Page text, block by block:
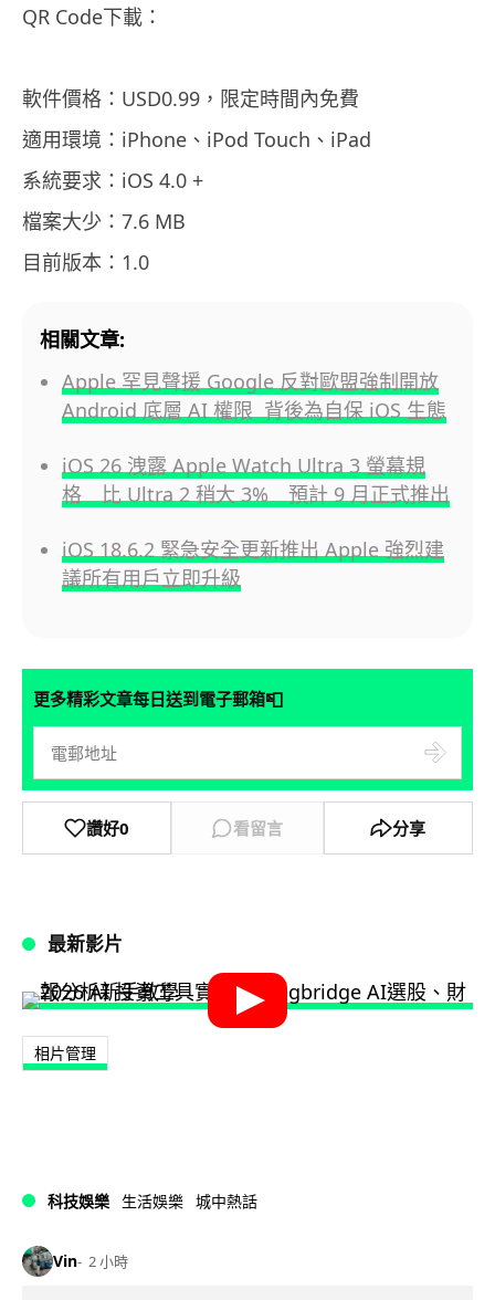
QR Code下載：
軟件價格：USD0.99，限定時間內免費
適用環境：iPhone、iPod Touch、iPad
系統要求：iOS 4.0 +
檔案大少：7.6 MB
目前版本：1.0
相關文章:
Apple 罕見聲援 Google 反對歐盟強制開放
Android 底層 AI 權限 背後為自保 iOS 生態
iOS 26 洩露 Apple Watch Ultra 3 螢幕規
格 比 Ultra 2 稍大 3% 預計 9 月正式推出
iOS 18.6.2 緊急安全更新推出 Apple 強烈建
議所有用戶立即升級
更多精彩文章每日送到電子郵箱📮
讚好0 看留言 分享
最新影片
相片管理
科技娛樂 生活娛樂 城中熱話
Vin 2 小時